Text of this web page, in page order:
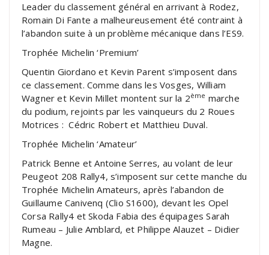
Leader du classement général en arrivant à Rodez,
Romain Di Fante a malheureusement été contraint à
l’abandon suite à un problème mécanique dans l’ES9.
Trophée Michelin ‘Premium’
Quentin Giordano et Kevin Parent s’imposent dans
ce classement. Comme dans les Vosges, William
Wagner et Kevin Millet montent sur la 2ème marche
du podium, rejoints par les vainqueurs du 2 Roues
Motrices : Cédric Robert et Matthieu Duval.
Trophée Michelin ‘Amateur’
Patrick Benne et Antoine Serres, au volant de leur
Peugeot 208 Rally4, s’imposent sur cette manche du
Trophée Michelin Amateurs, après l’abandon de
Guillaume Canivenq (Clio S1600), devant les Opel
Corsa Rally4 et Skoda Fabia des équipages Sarah
Rumeau – Julie Amblard, et Philippe Alauzet – Didier
Magne.